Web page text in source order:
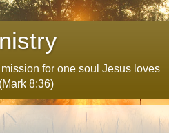
for one soul Jesus loves
8:36)